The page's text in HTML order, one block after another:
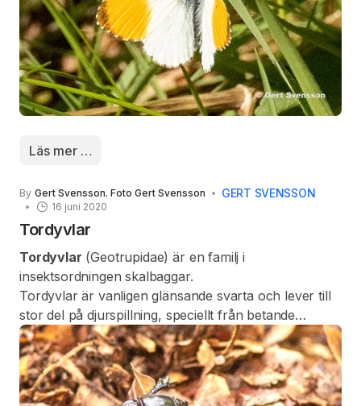
Läs mer …
By Gert Svensson. Foto Gert Svensson GERT SVENSSON
16 juni 2020
Tordyvlar
Tordyvlar (Geotrupidae) är en familj i
insektsordningen skalbaggar.
Tordyvlar är vanligen glänsande svarta och lever till
stor del på djurspillning, speciellt från betande
däggdjur.